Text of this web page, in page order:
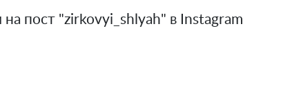
пост "zirkovyi_shlyah" в Instagram